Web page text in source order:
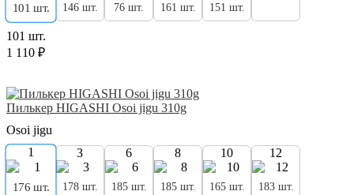
101 шт. 146 шт. 76 шт. 161 шт. 151 шт.
101 шт.
1 110 ₽
Пилькер HIGASHI Osoi jigu 310g
Osoi jigu
1
176 шт.
3
178 шт.
6
185 шт.
8
185 шт.
10
165 шт.
12
183 шт.